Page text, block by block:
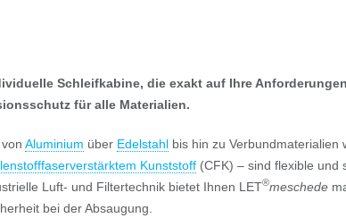
Schleifkabine, die exakt auf Ihre
für alle Materialien.
Aluminium über Edelstahlbis hin zu Verbundmaterialien
Kunststoff(CFK) – sind flexible und
Luft- und Filtertechnik bietet Ihnen LET®meschede
bei der Absaugung.